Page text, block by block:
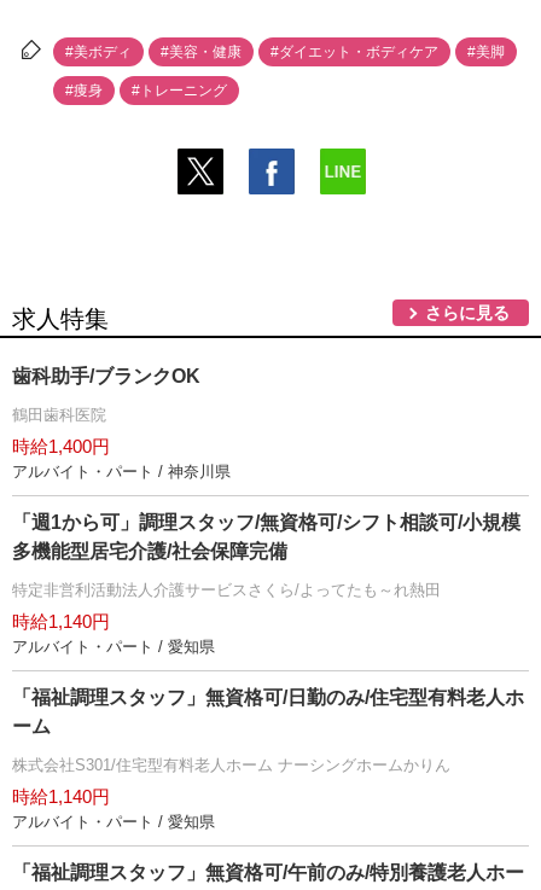
#美ボディ #美容・健康 #ダイエット・ボディケア #美脚
#痩身 #トレーニング
求人特集 さらに見る
歯科助手/ブランクOK
鶴田歯科医院
時給1,400円
アルバイト・パート / 神奈川県
「週1から可」調理スタッフ/無資格可/シフト相談可/小規模
多機能型居宅介護/社会保障完備
特定非営利活動法人介護サービスさくら/よってたも～れ熱田
時給1,140円
アルバイト・パート / 愛知県
「福祉調理スタッフ」無資格可/日勤のみ/住宅型有料老人ホ
ーム
株式会社S301/住宅型有料老人ホーム ナーシングホームかりん
時給1,140円
アルバイト・パート / 愛知県
「福祉調理スタッフ」無資格可/午前のみ/特別養護老人ホー